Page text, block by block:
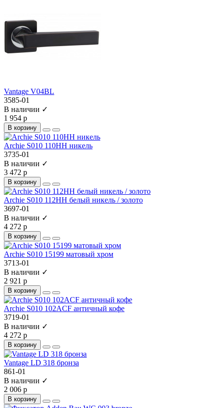
Vantage V04BL
3585-01
В наличии ✓
1 954 р
В корзину
Archie S010 110HH никель
3735-01
В наличии ✓
3 472 р
В корзину
Archie S010 112HH белый никель / золото
3697-01
В наличии ✓
4 272 р
В корзину
Archie S010 15199 матовый хром
3713-01
В наличии ✓
2 921 р
В корзину
Archie S010 102ACF античный кофе
3719-01
В наличии ✓
4 272 р
В корзину
Vantage LD 318 бронза
861-01
В наличии ✓
2 006 р
В корзину